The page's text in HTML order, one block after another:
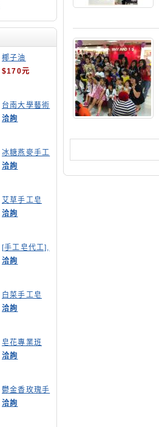
椰子油
$170元
台南大學藝術
手工皂師資培
訓班
洽詢
冰糖燕麥手工
皂
洽詢
艾草手工皂
洽詢
[手工皂代工],
膠原蛋白手工
皂
洽詢
白菜手工皂
洽詢
皂花專業班
洽詢
鬱金香玫瑰手
工皂(長高型)
洽詢